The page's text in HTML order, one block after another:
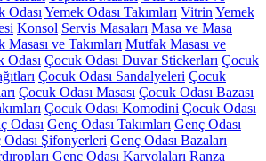
Odası Yemek Odası Takımları Vitrin Yemek
Konsol Servis Masaları Masa ve Masa
Masası ve Takımları Mutfak Masası ve
Odası Çocuk Odası Duvar Stickerları Çocuk
Çocuk Odası Sandalyeleri Çocuk
Çocuk Odası Masası Çocuk Odası Bazası
Çocuk Odası Komodini Çocuk Odası
Odası Genç Odası Takımları Genç Odası
Odası Şifonyerleri Genç Odası Bazaları
Genç Odası Karyolaları Ranza